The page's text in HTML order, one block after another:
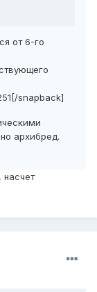
от 6-го
snapback]
архибред.
насчет